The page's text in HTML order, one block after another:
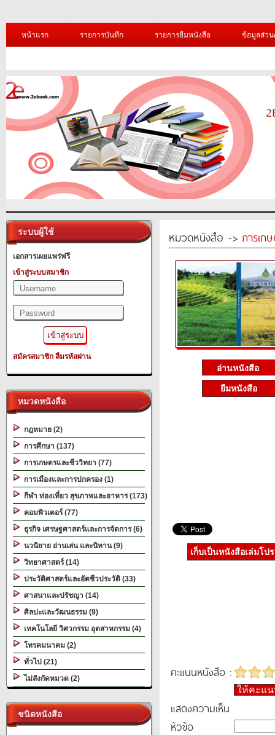
หน้าแรก รายการบันทึก รายการยืมหนังสือ ข้อมูลส่ว
ระบบผู้ใช้
เอกสารเผยแพร่ฟรี
เข้าสู่ระบบสมาชิก
สมัครสมาชิก ลืมรหัสผ่าน
หมวดหนังสือ
กฎหมาย (2)
การศึกษา (137)
การเกษตรและชีววิทยา (77)
การเมืองและการปกครอง (1)
กีฬา ท่องเที่ยว สุขภาพและอาหาร (173)
คอมพิวเตอร์ (77)
ธุรกิจ เศรษฐศาสตร์และการจัดการ (6)
นวนิยาย อ่านเล่น และนิทาน (9)
วิทยาศาสตร์ (14)
ประวัติศาสตร์และอัตชีวประวัติ (33)
ศาสนาและปรัชญา (14)
ศิลปะและวัฒนธรรม (9)
เทคโนโลยี วิศวกรรม อุตสาหกรรม (4)
โทรคมนาคม (2)
ทั่วไป (21)
ไม่สังกัดหมวด (2)
ชนิดหนังสือ
หมวดหนังสือ -> การเก
ยืมหนังสือ
เก็บเป็นหนังสือเล่มโป
คะแนนหนังสือ :
ให้คะแ
แสดงความเห็น
หัวข้อ